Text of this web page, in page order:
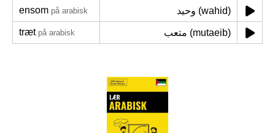
ensom på arabisk وحيد (wahid)
træt på arabisk متعب (mutaeib)